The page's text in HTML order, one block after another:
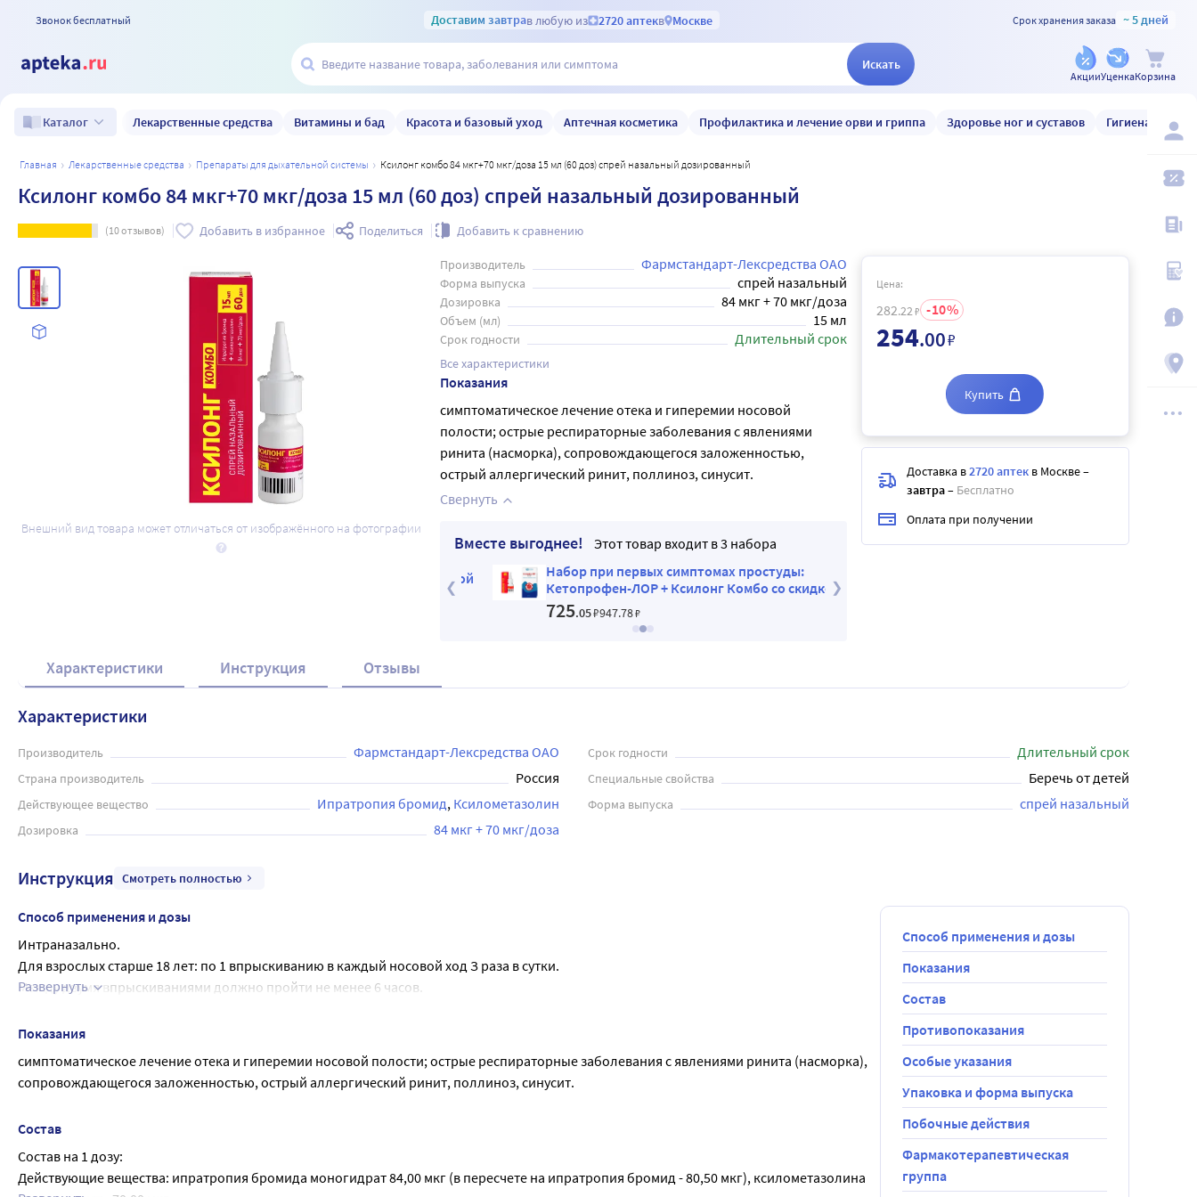
Звонок бесплатный Доставим завтрав любую из 2720 аптекв Москве Срок хранения заказа ~ 5 дней
Искать
АкцииУценкаКорзина
Каталог Лекарственные средства Витамины и бад Красота и базовый уход Аптечная косметика Профилактика и лечение орви и гриппа Здоровье ног и суставов Гигиена и уход
главная лекарственные средства препараты для дыхательной системы Ксилонг комбо 84 мкг+70 мкг/доза 15 мл (60 доз) спрей назальный дозированный
Ксилонг комбо 84 мкг+70 мкг/доза 15 мл (60 доз) спрей назальный дозированный
(10отзывов) Добавить в избранное Поделиться Добавить к сравнению
Внешний вид товара может отличаться от изображённого на фотографии
Производитель Фармстандарт-Лексредства ОАО
Форма выпуска спрей назальный
Дозировка 84 мкг + 70 мкг/доза
Объем (мл) 15 мл
Срок годности Длительный срок
Все характеристики
Показания
симптоматическое лечение отека и гиперемии носовой
полости; острые респираторные заболевания с явлениями
ринита (насморка), сопровождающегося заложенностью,
острый аллергический ринит, поллиноз, синусит.
Свернуть
Вместе выгоднее!
Этот товар входит в 3 набора
Набор при первых симптомах простуды:
Кетопрофен-ЛОР + Ксилонг Комбо со скидкой
.05₽947.78₽
Цена:
282.22 ₽ 10
254.00₽
Купить
Доставка в2720 аптек в Москве–
завтра– Бесплатно
Оплата при получении
Характеристики Инструкция Отзывы
Характеристики
Производитель Фармстандарт-Лексредства ОАО Срок годности Длительный срок
Страна производитель Россия Специальные свойства Беречь от детей
Действующее вещество Ипратропия бромид Ксилометазолин Форма выпуска спрей назальный
Дозировка 84 мкг + 70 мкг/доза
Инструкция Смотреть полностью
Способ применения и дозы
Интраназально.
Для взрослых старше 18 лет: по 1 впрыскиванию в каждый носовой ход З раза в сутки.
Между двумя впрыскиваниями должно пройти не менее 6 часов.
Перед первым применением спрея нажать на помповое дозирующее устройство несколько раз до выхода полной дозы. При
дальнейшем использовании дополнительная активация дозирующего устройства не требуется.
Если наблюдается неравномерное дозирование спрея или перерыв в использовании препарата составил более 9 дней, необходимо
повторно нажать несколько раз на помповое дозирующее устройство для его активации до выхода полной дозы.
(максимальная продолжительность терапии), с целью минимизации риска нежелательных явлений.
Длительное применение ксилометазолина может вызвать отек слизистой оболочки носа и повышение секреции, что обусловлено
развитием повышенной чувствительности клеток к действующим веществам препарата, так называемый эффект «рикошета».
Развернуть
Показания
симптоматическое лечение отека и гиперемии носовой полости; острые респираторные заболевания с явлениями ринита (насморка),
сопровождающегося заложенностью, острый аллергический ринит, поллиноз, синусит.
Состав
Состав на 1 дозу:
Действующие вещества: ипратропия бромида моногидрат 84,00 мкг (в пересчете на ипратропия бромид - 80,50 мкг), ксилометазолина
Способ применения и дозы
Показания
Состав
Противопоказания
Особые указания
Упаковка и форма выпуска
Побочные действия
Фармакотерапевтическая
группа